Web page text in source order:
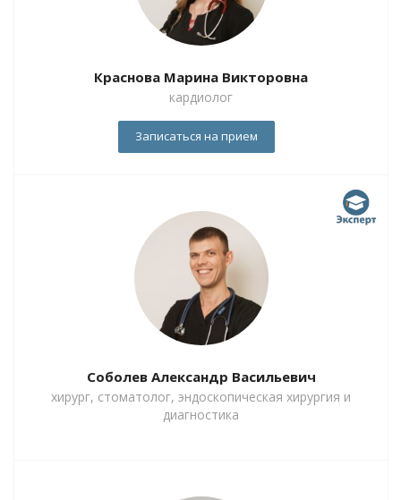
Краснова Марина Викторовна
кардиолог
Записаться на прием
Соболев Александр Васильевич
хирург, стоматолог, эндоскопическая хирургия и
диагностика